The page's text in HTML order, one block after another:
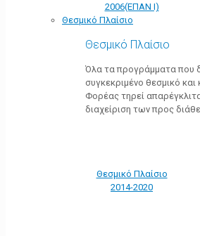
2006(ΕΠΑΝ Ι)
Θεσμικό Πλαίσιο
Θεσμικό Πλαίσιο
Όλα τα προγράμματα που
συγκεκριμένο θεσμικό και
Φορέας τηρεί
διαχείριση των προς
Θεσμικό Πλαίσιο
2014-2020